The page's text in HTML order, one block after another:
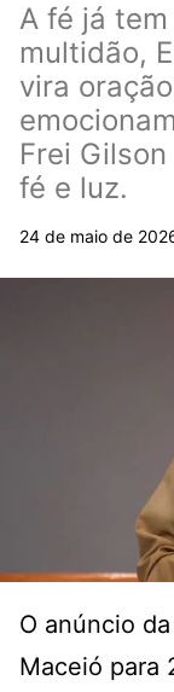
A fé já
multidão,
vira
Frei
fé e luz.
24 de maio de
O anúncio
Maceió para